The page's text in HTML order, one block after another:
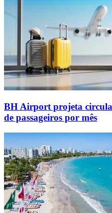
BH Airport projeta
de passageiros por mês